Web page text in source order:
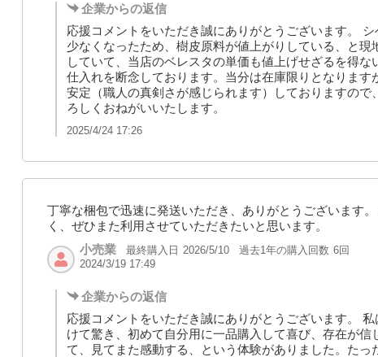
企業からの返信
応援コメントをいただき誠にありがとうございます。
少なくなったため、樹皮原料が値上がりしている、と
していて、当店のベレスタの単価も値上げせざるを得な
仕入れを断念しております。当分は在庫限りとなりま
安定（職人の真剣さが感じられます）しておりますの
ろしくおねがいいたします。
2025/4/24 17:26
丁寧な梱包で迅速に発送いただき、ありがとうございます
く、ぜひまた利用させていただきたいと思います。
小売業
最終購入日 2026/5/10 過去1年の購入回数 6回
2024/3/19 17:49
企業からの返信
応援コメントをいただき誠にありがとうございます。
けて驚き、初めて自分用に一品購入して喜び、存在が
て、見てまた感動する、という体験がありました。たっ